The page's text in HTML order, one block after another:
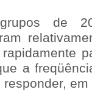
de
a
responder,